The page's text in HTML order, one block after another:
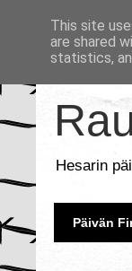
Hesarin
Päivän
This site
are shared
statistics,